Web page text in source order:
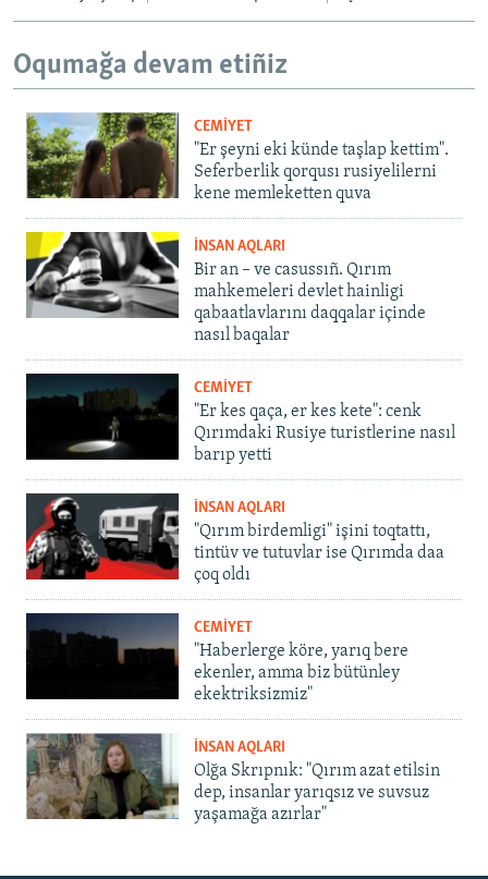
Oqumağa devam etiñiz
CEMİYET
"Er şeyni eki künde taşlap kettim".
Seferberlik qorqusı rusiyelilerni
kene memleketten quva
İNSAN AQLARI
Bir an – ve casussıñ. Qırım
mahkemeleri devlet hainligi
qabaatlavlarını daqqalar içinde
nasıl baqalar
CEMİYET
"Er kes qaça, er kes kete": cenk
Qırımdaki Rusiye turistlerine nasıl
barıp yetti
İNSAN AQLARI
"Qırım birdemligi" işini toqtattı,
tintüv ve tutuvlar ise Qırımda daa
çoq oldı
CEMİYET
"Haberlerge köre, yarıq bere
ekenler, amma biz bütünley
ekektriksizmiz"
İNSAN AQLARI
Olğa Skrıpnık: "Qırım azat etilsin
dep, insanlar yarıqsız ve suvsuz
yaşamağa azırlar"